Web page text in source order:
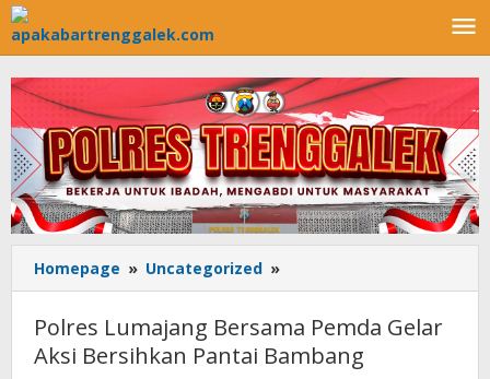
Lewati
ke
konten
Homepage » Uncategorized »
Lumajang
Pemda
Gelar
Polres Lumajang Bersama Pemda Gelar
Aksi Bersihkan Pantai Bambang